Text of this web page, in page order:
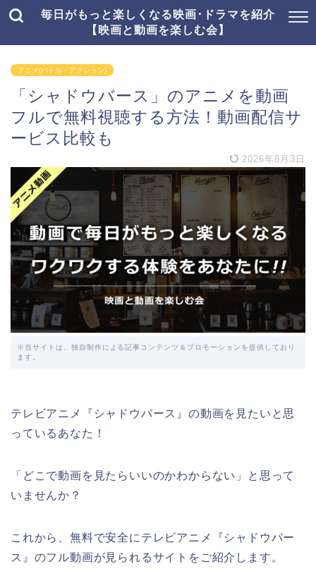
毎日がもっと楽しくなる映画･ドラマを紹介
【映画と動画を楽しむ会】
アニメ(バトル・アクション)
「シャドウバース」のアニメを動画
フルで無料視聴する方法！動画配信サ
ービス比較も
2026年8月3日
※当サイトは、独自制作による記事コンテンツ＆プロモーションを提供しており
ます。
テレビアニメ『シャドウバース』の動画を見たいと思
っているあなた！
「どこで動画を見たらいいのかわからない」と思って
いませんか？
これから、無料で安全にテレビアニメ『シャドウバー
ス』のフル動画が見られるサイトをご紹介します。